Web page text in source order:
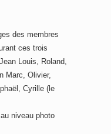
des membres
ces trois
Louis, Roland,
Marc, Olivier,
Cyrille (le
niveau photo